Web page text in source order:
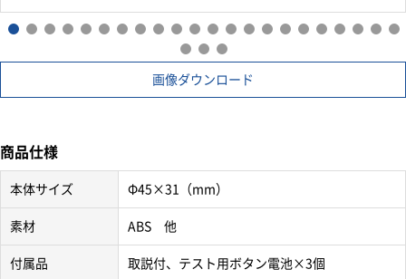
画像ダウンロード
商品仕様
本体サイズ Φ45×31（mm）
素材 ABS 他
付属品 取説付、テスト用ボタン電池×3個